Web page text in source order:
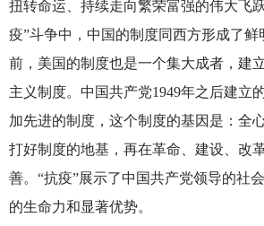
扭转命运、持续走向繁荣富强的伟大飞
疫”斗争中，中国的制度同西方形成了
前，美国的制度也是一个集大成者，建
主义制度。中国共产党1949年之后建立
加先进的制度，这个制度的基因是：全
打好制度的地基，再在革命、建设、改
善。“抗疫”展示了中国共产党领导的社
的生命力和显著优势。